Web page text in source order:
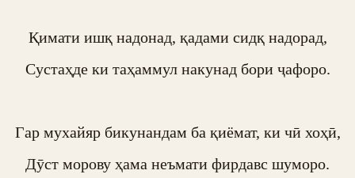
Қимати ишқ надонад, қадами сидқ надорад,
Сустаҳде ки таҳаммул накунад бори ҷафоро.
Гар мухайяр бикунандам ба қиёмат, ки чӣ хоҳӣ,
Дӯст морову ҳама неъмати фирдавс шуморо.